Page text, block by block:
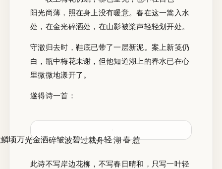
阳光尚薄，照在身上没有暖意。春在这一篙入水
处，在金光碎洒处，在山影被桨声轻轻划开处。
守澈归去时，鞋底已带了一层新泥。案上新笺仍
白，瓶中梅花未谢，但他知道湖上的春水已在心
里微微地漾开了。
遂得诗一首：
此诗不写岸边花柳，不写春日晴和，只写一叶轻